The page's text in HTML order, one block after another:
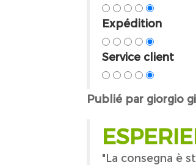
Expédition
Service client
Publié par giorgio
"La consegna è